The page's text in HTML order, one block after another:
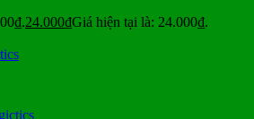
24.000₫Giá hiện tại là: 24.000₫.